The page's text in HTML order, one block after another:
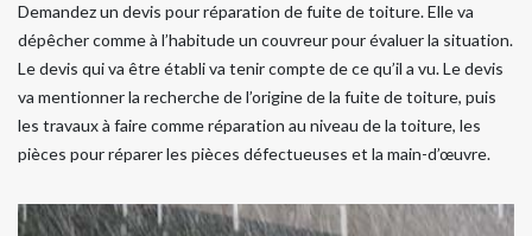
Demandez un devis pour réparation de fuite de toiture. Elle va
dépêcher comme à l’habitude un couvreur pour évaluer la situation.
Le devis qui va être établi va tenir compte de ce qu’il a vu. Le devis
va mentionner la recherche de l’origine de la fuite de toiture, puis
les travaux à faire comme réparation au niveau de la toiture, les
pièces pour réparer les pièces défectueuses et la main-d’œuvre.